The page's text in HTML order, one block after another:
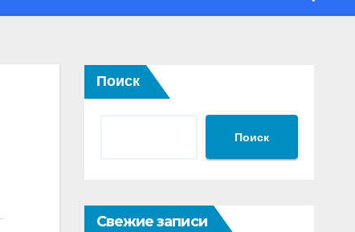
Поиск
Поиск
Свежие записи